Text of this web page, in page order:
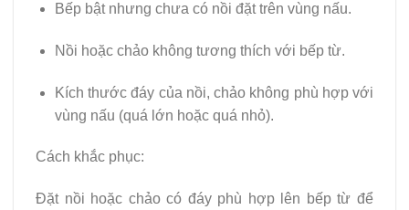
Bếp bật nhưng chưa có nồi đặt trên vùng nấu.
Nồi hoặc chảo không tương thích với bếp từ.
Kích thước đáy của nồi, chảo không phù hợp với
vùng nấu (quá lớn hoặc quá nhỏ).
Cách khắc phục:
Đặt nồi hoặc chảo có đáy phù hợp lên bếp từ để